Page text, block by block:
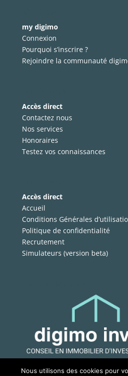
my digimo
Connexion
Pourquoi s’inscrire ?
Rejoindre la communauté
Accès direct
Contactez nous
Nos services
Honoraires
Testez vos connaissances
Accès direct
Accueil
Conditions Générales
Politique de confidentialité
Recrutement
Simulateurs (version beta)
Nous utilisons des cookies pour